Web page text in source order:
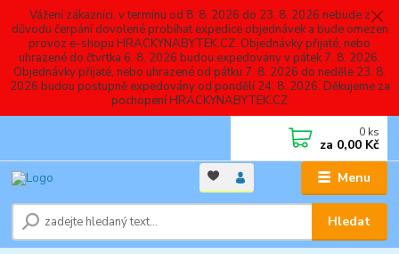
Vážení zákazníci, v termínu od 8. 8. 2026 do 23. 8. 2026 nebude z
důvodu čerpání dovolené probíhat expedice objednávek a bude omezen
provoz e-shopu HRACKYNABYTEK.CZ. Objednávky přijaté, nebo
uhrazené do čtvrtka 6. 8. 2026 budou expedovány v pátek 7. 8. 2026.
Objednávky přijaté, nebo uhrazené od pátku 7. 8. 2026 do neděle 23. 8.
2026 budou postupně expedovány od pondělí 24. 8. 2026. Děkujeme za
pochopení HRACKYNABYTEK.CZ
Menu
Hledat
0 ks
za 0,00 Kč